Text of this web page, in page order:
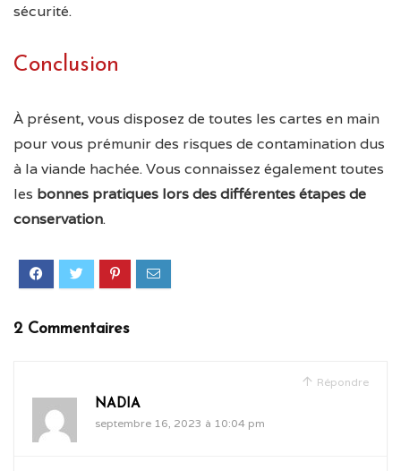
sécurité.
Conclusion
À présent, vous disposez de toutes les cartes en main
pour vous prémunir des risques de contamination dus
à la viande hachée. Vous connaissez également toutes
les bonnes pratiques lors des différentes étapes de
conservation.
2 Commentaires
Répondre
NADIA
septembre 16, 2023 à 10:04 pm